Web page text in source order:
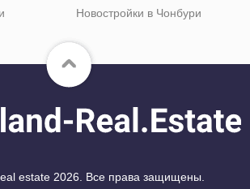
Новостройки в Чонбури
estate 2026. Все права защищены.